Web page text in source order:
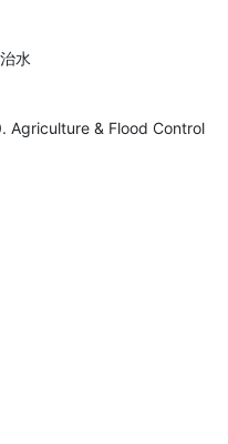
水
Agriculture & Flood Control